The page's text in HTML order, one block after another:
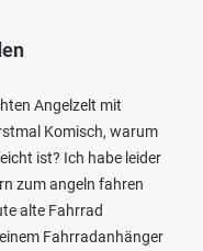
Angelzelt mit
Komisch, warum
ist? Ich habe leider
zum angeln fahren
alte Fahrrad
Fahrradanhänger